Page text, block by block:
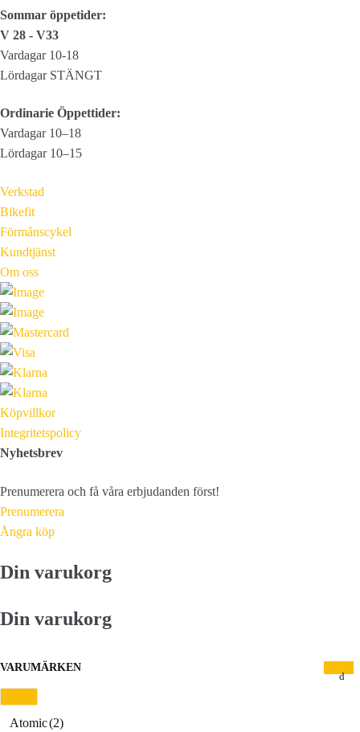
Sommar öppetider:
V 28 - V33
Vardagar 10-18
Lördagar STÄNGT
Ordinarie Öppettider:
Vardagar 10–18
Lördagar 10–15
Verkstad
Bikefit
Förmånscykel
Kundtjänst
Om oss
Köpvillkor
Integritetspolicy
Nyhetsbrev
Prenumerera och få våra erbjudanden först!
Prenumerera
Ångra köp
Din varukorg
Din varukorg
VARUMÄRKEN
Atomic(2)